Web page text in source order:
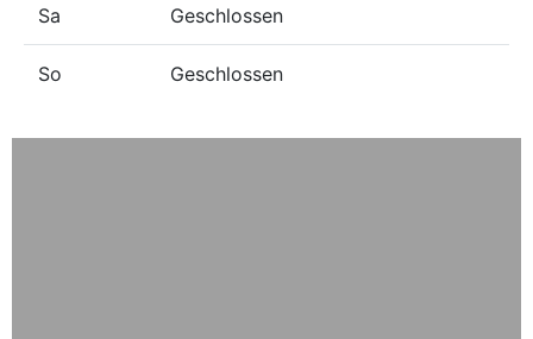
Sa Geschlossen
So Geschlossen